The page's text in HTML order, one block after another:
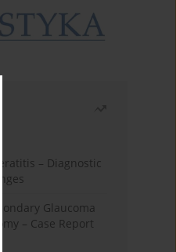
– Diagnostic
Glaucoma
– Case Report